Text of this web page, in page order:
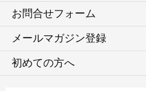
お問合せフォーム
メールマガジン登録
初めての方へ